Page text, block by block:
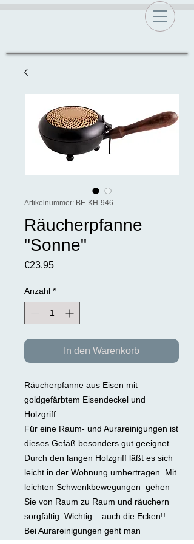
Artikelnummer: BE-KH-946
Räucherpfanne
"Sonne"
€23.95Preis
Anzahl *
In den Warenkorb
Räucherpfanne aus Eisen mit
goldgefärbtem Eisendeckel und
Holzgriff.
Für eine Raum- und Aurareinigungen ist
dieses Gefäß besonders gut geeignet.
Durch den langen Holzgriff läßt es sich
leicht in der Wohnung umhertragen. Mit
leichten Schwenkbewegungen gehen
Sie von Raum zu Raum und räuchern
sorgfältig. Wichtig... auch die Ecken!!
Bei Aurareinigungen geht man